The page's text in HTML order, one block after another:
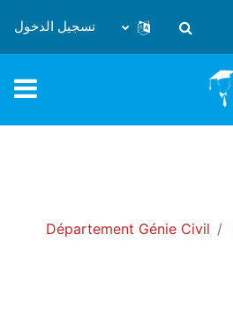
تبديل إدخال البحث
تسجيل الدخول
Département Génie Civil